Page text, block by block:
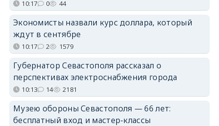
10:17 0 44
Экономисты назвали курс доллара, который
ждут в сентябре
10:17 2 1579
Губернатор Севастополя рассказал о
перспективах электроснабжения города
10:13 14 2181
Музею обороны Севастополя — 66 лет:
бесплатный вход и мастер-классы